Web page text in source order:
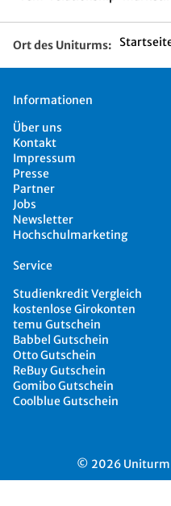
Ort des Uniturms:
Informationen
Über uns
Kontakt
Impressum
Presse
Partner
Jobs
Newsletter
Hochschulmarketing
Service
Studienkredit Vergleich
kostenlose Girokonten
temu Gutschein
Babbel Gutschein
Otto Gutschein
ReBuy Gutschein
Gomibo Gutschein
Coolblue Gutschein
© 2026 Uniturm